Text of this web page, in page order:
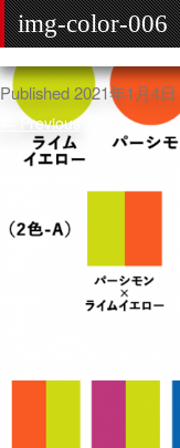
img-color-006
Published2021年1月4日
← Previous